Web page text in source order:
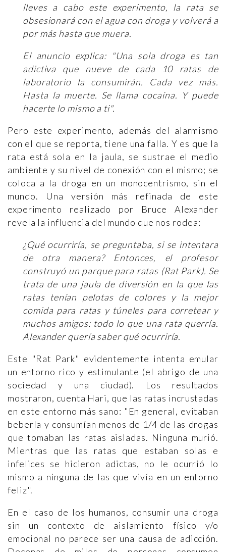
lleves a cabo este experimento, la rata se
obsesionará con el agua con droga y volverá a
por más hasta que muera.
El anuncio explica: "Una sola droga es tan
adictiva que nueve de cada 10 ratas de
laboratorio la consumirán. Cada vez más.
Hasta la muerte. Se llama cocaína. Y puede
hacerte lo mismo a ti".
Pero este experimento, además del alarmismo
con el que se reporta, tiene una falla. Y es que la
rata está sola en la jaula, se sustrae el medio
ambiente y su nivel de conexión con el mismo; se
coloca a la droga en un monocentrismo, sin el
mundo. Una versión más refinada de este
experimento realizado por Bruce Alexander
revela la influencia del mundo que nos rodea:
¿Qué ocurriría, se preguntaba, si se intentara
de otra manera? Entonces, el profesor
construyó un parque para ratas (Rat Park). Se
trata de una jaula de diversión en la que las
ratas tenían pelotas de colores y la mejor
comida para ratas y túneles para corretear y
muchos amigos: todo lo que una rata querría.
Alexander quería saber qué ocurriría.
Este "Rat Park" evidentemente intenta emular
un entorno rico y estimulante (el abrigo de una
sociedad y una ciudad). Los resultados
mostraron, cuenta Hari, que las ratas incrustadas
en este entorno más sano: "En general, evitaban
beberla y consumían menos de 1/4 de las drogas
que tomaban las ratas aisladas. Ninguna murió.
Mientras que las ratas que estaban solas e
infelices se hicieron adictas, no le ocurrió lo
mismo a ninguna de las que vivía en un entorno
feliz".
En el caso de los humanos, consumir una droga
sin un contexto de aislamiento físico y/o
emocional no parece ser una causa de adicción.